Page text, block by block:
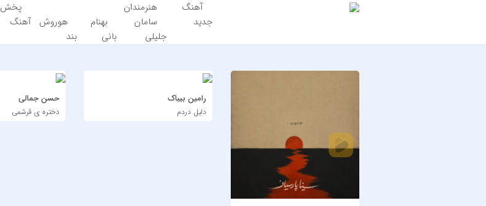
آهنگ
جدید
هنرمندان
سامان
جلیلی
بهنام
بانی
هوروش
بند
پخش
آهنگ
رامین بیباک
دلیل دردم
حسن جمالی
دختره ی قرشمی